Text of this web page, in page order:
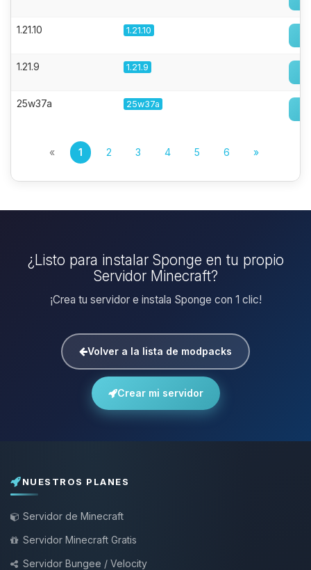
1.21.10 1.21.10
1.21.9 1.21.9
25w37a 25w37a
« 1 2 3 4 5 6 »
¿Listo para instalar Sponge en tu propio
Servidor Minecraft?
¡Crea tu servidor e instala Sponge con 1 clic!
Volver a la lista de modpacks
Crear mi servidor
NUESTROS PLANES
Servidor de Minecraft
Servidor Minecraft Gratis
Servidor Bungee / Velocity